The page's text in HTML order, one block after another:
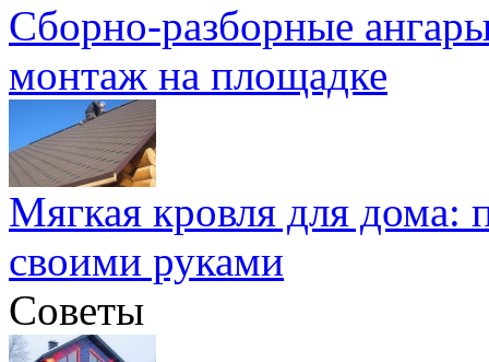
Сборно-разборные
монтаж на площадке
Мягкая кровля для
своими руками
Советы